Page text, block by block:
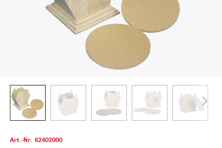
Art.-Nr. 62402000